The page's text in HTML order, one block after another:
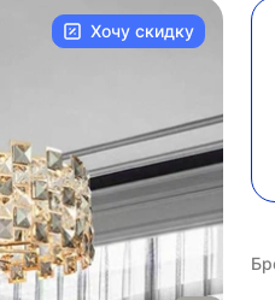
Хочу скидку